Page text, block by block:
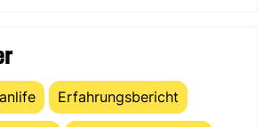
Erfahrungsbericht